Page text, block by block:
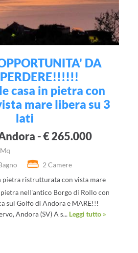
DA
casa in pietra con
mare libera su 3
lati
- € 265.000
2 Camere
pietra ristrutturata con vista mare
nell'antico Borgo di Rollo con
sul Golfo di Andora e MARE!!!
Andora (SV) A s... Leggi tutto »